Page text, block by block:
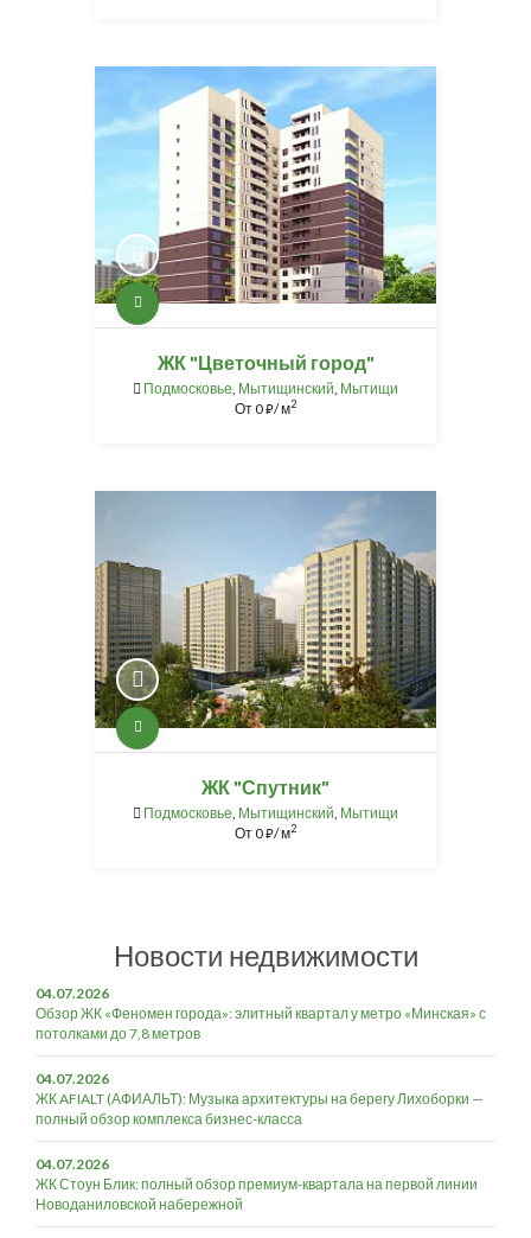
ЖК "Цветочный город"
Подмосковье Мытищинский Мытищи
От0⃏/ м2
ЖК "Спутник"
Подмосковье Мытищинский Мытищи
От0⃏/ м2
Новости недвижимости
04.07.2026
Обзор ЖК «Феномен города»: элитный квартал у метро «Минская» с
потолками до 7,8 метров
04.07.2026
ЖК AFIALT (АФИАЛЬТ): Музыка архитектуры на берегу Лихоборки —
полный обзор комплекса бизнес-класса
04.07.2026
ЖК Стоун Блик: полный обзор премиум-квартала на первой линии
Новоданиловской набережной